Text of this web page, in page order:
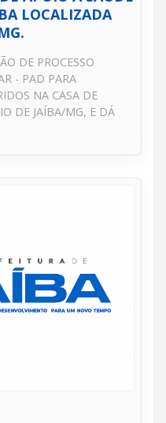
LOCALIZADA
DE PROCESSO
- PAD PARA
NA CASA DE
DE JAÍBA/MG, E DÁ